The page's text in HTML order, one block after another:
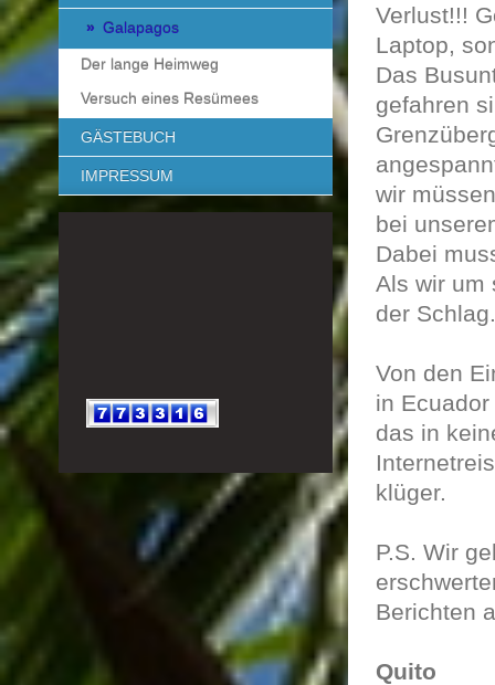
Verlust!!!
Laptop,
Das
gefahren
wir
bei
Dabei
Als wir um
der Schlag.
Von den
in
das in
klüger.
P.S. Wir
Berichten
Quito
Galapagos
Der lange Heimweg
Versuch eines Resümees
GÄSTEBUCH
IMPRESSUM